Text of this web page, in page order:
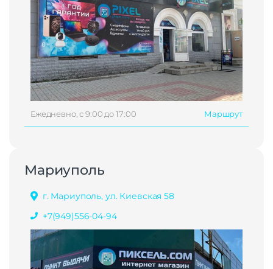
Ежедневно, с 9:00 до 17:00 Маршрут
Мариуполь
г. Мариуполь, ул. Киевская 58
+7(949)556-04-94